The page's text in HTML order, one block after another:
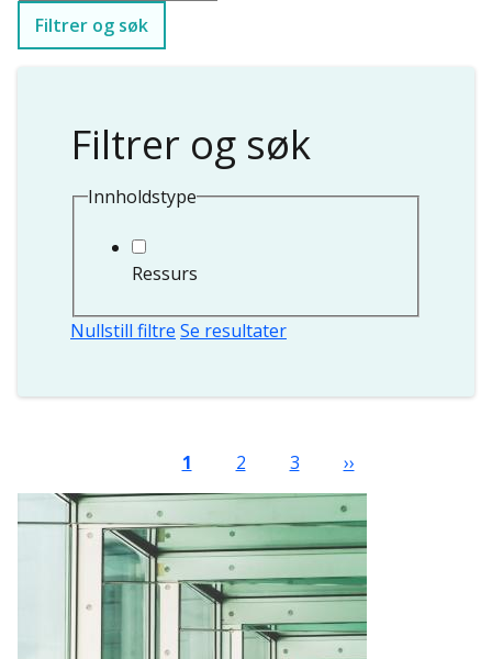
Filtrer og søk
Filtrer og søk
Innholdstype
Ressurs
Nullstill filtre Se resultater
Nåværende side
1 Side
2 Side
3 Neste side
››